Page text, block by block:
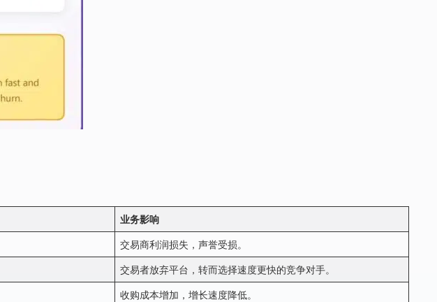
业务影响
交易商利润损失，声誉受损。
交易者放弃平台，转而选择速度更快的竞争对手。
收购成本增加，增长速度降低。